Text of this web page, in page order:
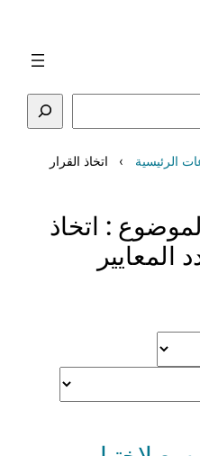
الرئيسية
اتخاذ القرار
: اتخاذ
المعايير